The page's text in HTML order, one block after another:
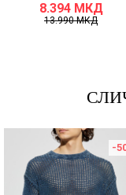
8.394 МКД
13.990МКД
-